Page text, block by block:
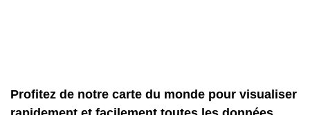
Profitez de notre carte du monde pour visualiser